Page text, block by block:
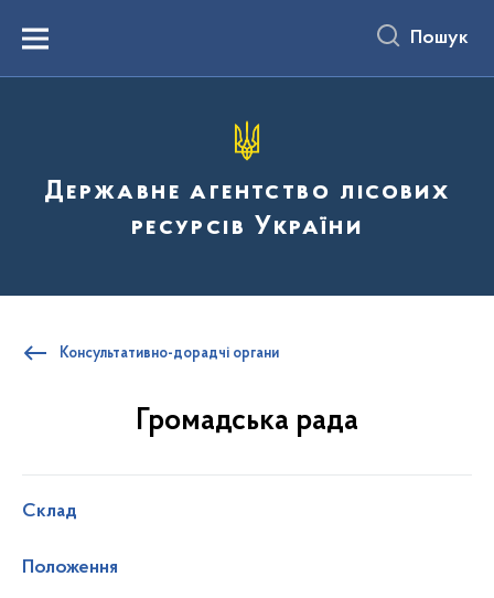
вмістуMenu Пошук
Державне агентство лісових
ресурсів України
Консультативно-дорадчі органи
Громадська рада
Склад
Положення